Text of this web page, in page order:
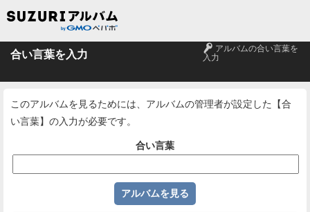
合い言葉を入力 🔑 アルバムの合い言葉を
入力
このアルバムを見るためには、アルバムの管理者が設定した【合
い言葉】の入力が必要です。
合い言葉